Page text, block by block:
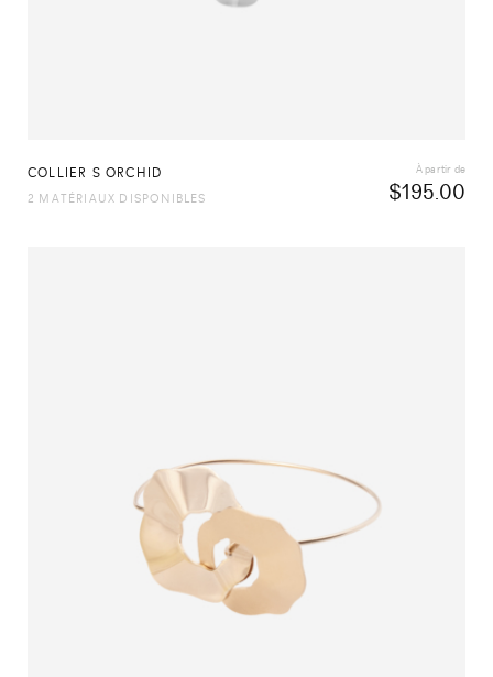
COLLIER S ORCHID
$195.00
À partir de
2 MATÉRIAUX DISPONIBLES